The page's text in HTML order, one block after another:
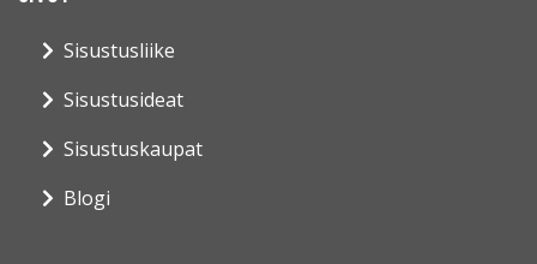
Sisustusliike
Sisustusideat
Sisustuskaupat
Blogi